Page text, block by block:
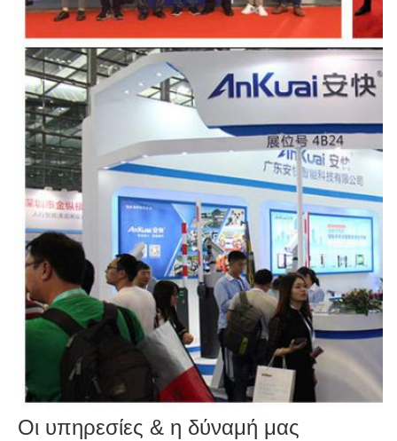
Οι υπηρεσίες & η δύναμή μας